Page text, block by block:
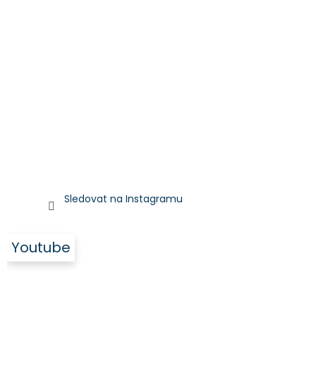
Sledovat na Instagramu
Youtube